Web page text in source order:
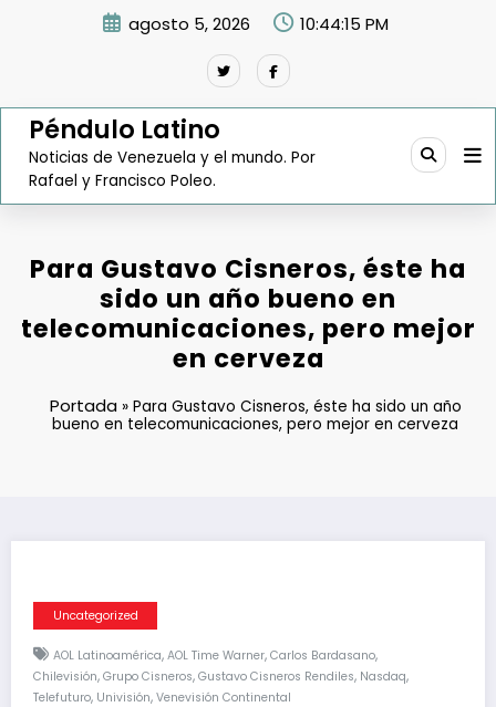
agosto 5, 2026 10:44:16 PM
Péndulo Latino
Noticias de Venezuela y el mundo. Por
Rafael y Francisco Poleo.
Para Gustavo Cisneros, éste ha
sido un año bueno en
telecomunicaciones, pero mejor
en cerveza
Portada» Para Gustavo Cisneros, éste ha sido un año
bueno en telecomunicaciones, pero mejor en cerveza
Uncategorized
AOL Latinoamérica, AOL Time Warner, Carlos Bardasano,
Chilevisión, Grupo Cisneros, Gustavo Cisneros Rendiles, Nasdaq,
Telefuturo, Univisión, Venevisión Continental